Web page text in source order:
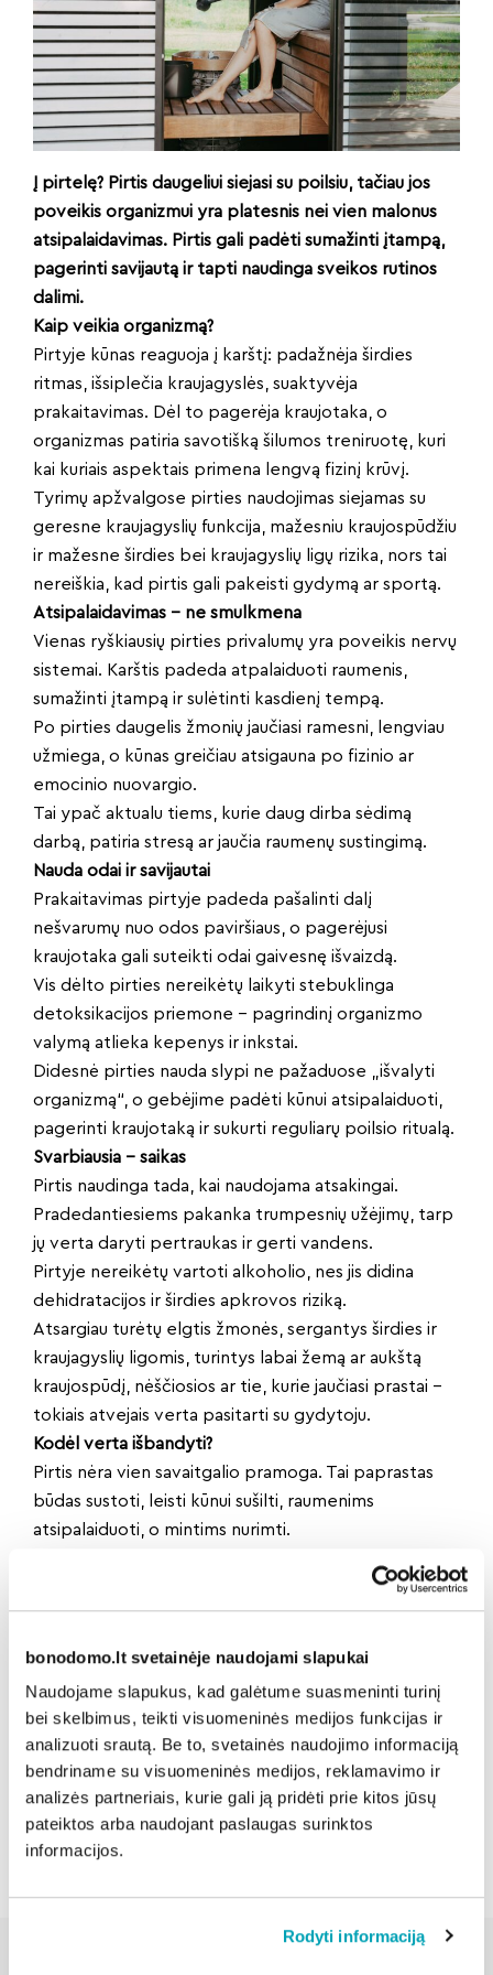
bonodomo.lt svetainėje naudojami slapukai
Naudojame slapukus, kad galėtume suasmeninti turinį
bei skelbimus, teikti visuomeninės medijos funkcijas ir
analizuoti srautą. Be to, svetainės naudojimo informaciją
bendriname su visuomeninės medijos, reklamavimo ir
analizės partneriais, kurie gali ją pridėti prie kitos jūsų
pateiktos arba naudojant paslaugas surinktos
informacijos.
Rodyti informaciją
Į pirtelę? Pirtis daugeliui siejasi su poilsiu, tačiau jos
poveikis organizmui yra platesnis nei vien malonus
atsipalaidavimas. Pirtis gali padėti sumažinti įtampą,
pagerinti savijautą ir tapti naudinga sveikos rutinos
dalimi.
Kaip veikia organizmą?
Pirtyje kūnas reaguoja į karštį: padažnėja širdies
ritmas, išsiplečia kraujagyslės, suaktyvėja
prakaitavimas. Dėl to pagerėja kraujotaka, o
organizmas patiria savotišką šilumos treniruotę, kuri
kai kuriais aspektais primena lengvą fizinį krūvį.
Tyrimų apžvalgose pirties naudojimas siejamas su
geresne kraujagyslių funkcija, mažesniu kraujospūdžiu
ir mažesne širdies bei kraujagyslių ligų rizika, nors tai
nereiškia, kad pirtis gali pakeisti gydymą ar sportą.
Atsipalaidavimas – ne smulkmena
Vienas ryškiausių pirties privalumų yra poveikis nervų
sistemai. Karštis padeda atpalaiduoti raumenis,
sumažinti įtampą ir sulėtinti kasdienį tempą.
Po pirties daugelis žmonių jaučiasi ramesni, lengviau
užmiega, o kūnas greičiau atsigauna po fizinio ar
emocinio nuovargio.
Tai ypač aktualu tiems, kurie daug dirba sėdimą
darbą, patiria stresą ar jaučia raumenų sustingimą.
Nauda odai ir savijautai
Prakaitavimas pirtyje padeda pašalinti dalį
nešvarumų nuo odos paviršiaus, o pagerėjusi
kraujotaka gali suteikti odai gaivesnę išvaizdą.
Vis dėlto pirties nereikėtų laikyti stebuklinga
detoksikacijos priemone – pagrindinį organizmo
valymą atlieka kepenys ir inkstai.
Didesnė pirties nauda slypi ne pažaduose „išvalyti
organizmą“, o gebėjime padėti kūnui atsipalaiduoti,
pagerinti kraujotaką ir sukurti reguliarų poilsio ritualą.
Svarbiausia – saikas
Pirtis naudinga tada, kai naudojama atsakingai.
Pradedantiesiems pakanka trumpesnių užėjimų, tarp
jų verta daryti pertraukas ir gerti vandens.
Pirtyje nereikėtų vartoti alkoholio, nes jis didina
dehidratacijos ir širdies apkrovos riziką.
Atsargiau turėtų elgtis žmonės, sergantys širdies ir
kraujagyslių ligomis, turintys labai žemą ar aukštą
kraujospūdį, nėščiosios ar tie, kurie jaučiasi prastai –
tokiais atvejais verta pasitarti su gydytoju.
Kodėl verta išbandyti?
Pirtis nėra vien savaitgalio pramoga. Tai paprastas
būdas sustoti, leisti kūnui sušilti, raumenims
atsipalaiduoti, o mintims nurimti.
naudingu sveikos gyvensenos papildymu – ne vietoj
judėjimo, miego ar subalansuotos mitybos, bet šalia
Dalintis naujiena:
Atgal